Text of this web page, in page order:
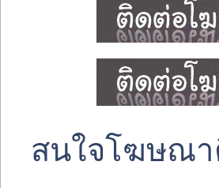
สนใจโฆษณา